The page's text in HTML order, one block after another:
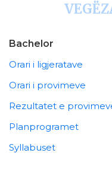
Bachelor
Orari i ligjeratave
Orari i provimeve
Rezultatet e
Planprogramet
Syllabuset